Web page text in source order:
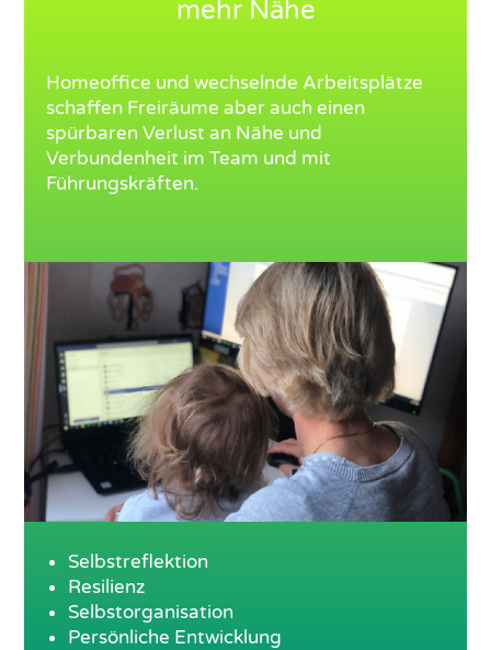
mehr Nähe
Homeoffice und wechselnde Arbeitsplätze
schaffen Freiräume aber auch einen
spürbaren Verlust an Nähe und
Verbundenheit im Team und mit
Führungskräften.
Selbstreflektion
Resilienz
Selbstorganisation
Persönliche Entwicklung